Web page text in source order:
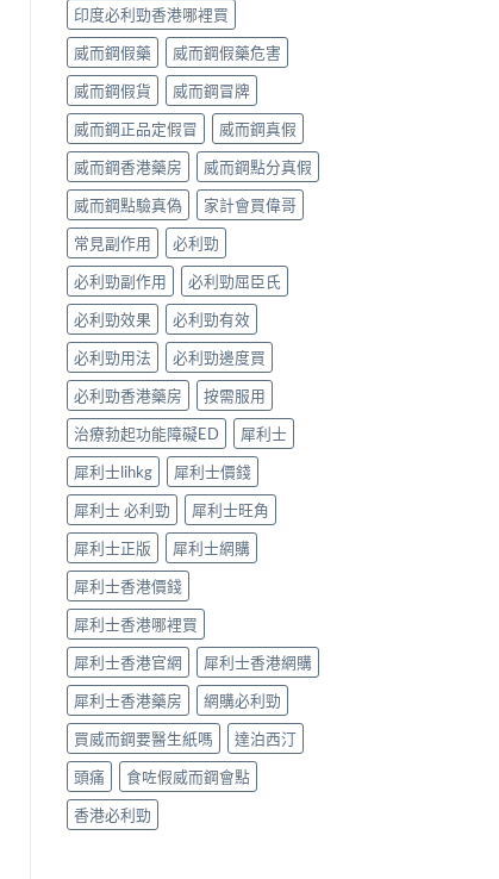
續
完
整
指
南：
30
分
鐘
見
效、
最
長
36
小
時、
正
確
用
法
與
香
港
合
法
購
買〉
中
劑
量
選
擇
與
安
全
性
完
整
解
析〉
中
印度必利勁香港哪裡買
威而鋼假藥
威而鋼假藥危害
威而鋼假貨
威而鋼冒牌
威而鋼正品定假冒
威而鋼真假
威而鋼香港藥房
威而鋼點分真假
威而鋼點驗真偽
家計會買偉哥
常見副作用
必利勁
必利勁副作用
必利勁屈臣氏
必利勁效果
必利勁有效
必利勁用法
必利勁邊度買
必利勁香港藥房
按需服用
治療勃起功能障礙ED
犀利士
犀利士lihkg
犀利士價錢
犀利士 必利勁
犀利士旺角
犀利士正版
犀利士網購
犀利士香港價錢
犀利士香港哪裡買
犀利士香港官網
犀利士香港網購
犀利士香港藥房
網購必利勁
買威而鋼要醫生紙嗎
達泊西汀
頭痛
食咗假威而鋼會點
香港必利勁